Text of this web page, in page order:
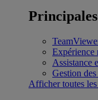
Expérience
Assistance
Gestion
Afficher toutes